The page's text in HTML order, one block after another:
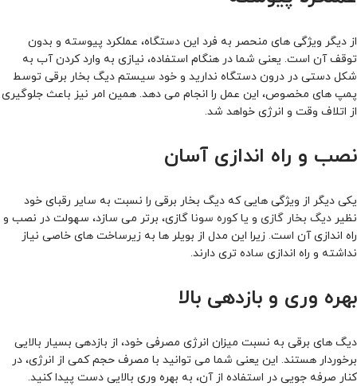
از دیگر ویژگی های منحصر به فرد این دستگاه، عملکرد پیوسته و بدون
توقف آن است. یعنی شما در هنگام استفاده، نیازی به وارد کردن آب به
شکل دستی در درون دستگاه ندارید و خود سیستم دیگ بخار برقی توسط
پمپ های مخصوص، این عمل را انجام می دهد. همین امر نیز باعث جلوگیری
از اتلاف وقت و انرژی خواهد شد.
نصب و راه اندازی آسان
یکی دیگر از ویژگی هایی که دیگ بخار برقی را نسبت به سایر رقبای خود
نظیر دیگ بخار گازی و یاکوره سونا گازی، برتر می سازد، سهولت در نصب و
راه اندازی آن است. زیرا این مدل از بویلر ها به زیرساخت های خاصی نیاز
نداشته و راه اندازی ساده تری دارند.
بهره وری و بازدهی بالا
دیگ های برقی به نسبت میزان انرژی مصرفی خود، از بازدهی بسیار بالایی
برخوردار هستند. این یعنی شما می توانید با مصرف حجم کمی از انرژی، در
کنار صرفه جویی در استفاده از آن، به بهره وری بالایی دست پیدا کنید.